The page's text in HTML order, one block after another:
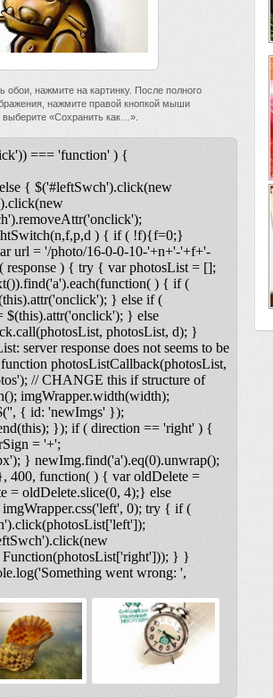
обои, нажмите на картинку. После полного
нажмите правой кнопкой мыши
выберите «Сохранить как…».
=== 'function' ) {
{ $('#leftSwch').click(new
) { if ( !f){f=0;}
url = '/photo/16-0-0-10-'+n+'-'+f+'-
response ) { try { var photosList = [];
) { if (
} else if (
$(this).attr('onclick'); } else
photosList, d); }
server response does not seems to be
photosListCallback(photosList,
// CHANGE this if structure of
imgWrapper.width(width);
', { id: 'newImgs' });
}); if ( direction == 'right' ) {
= '+';
} newImg.find('a').eq(0).unwrap();
400, function( ) { var oldDelete =
= oldDelete.slice(0, 4);} else
0); try { if (
} }
went wrong: ',